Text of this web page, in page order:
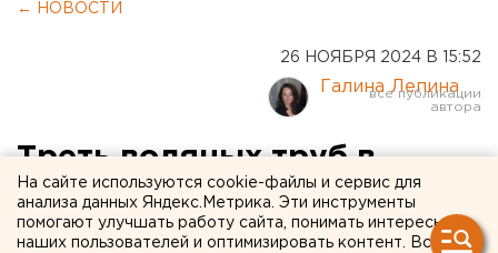
← НОВОСТИ
26 НОЯБРЯ 2024 В 15:52
Галина Лепина
Треть водяных труб в
Челябинске требуют
замены
На сайте используются cookie-файлы и сервис для
анализа данных Яндекс.Метрика. Эти инструменты
помогают улучшать работу сайта, понимать интересы
наших пользователей и оптимизировать контент. Вся